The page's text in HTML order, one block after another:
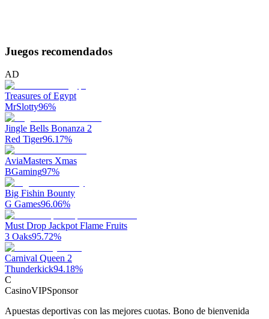
Juegos recomendados
AD
Treasures of Egypt
MrSlotty96%
Jingle Bells Bonanza 2
Red Tiger96.17%
AviaMasters Xmas
BGaming97%
Big Fishin Bounty
G Games96.06%
Must Drop Jackpot Flame Fruits
3 Oaks95.72%
Carnival Queen 2
Thunderkick94.18%
C
CasinoVIPSponsor
Apuestas deportivas con las mejores cuotas. Bono de bienvenida